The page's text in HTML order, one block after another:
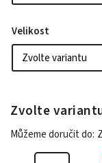
Velikost
Zvolte
Můžeme doručit do: